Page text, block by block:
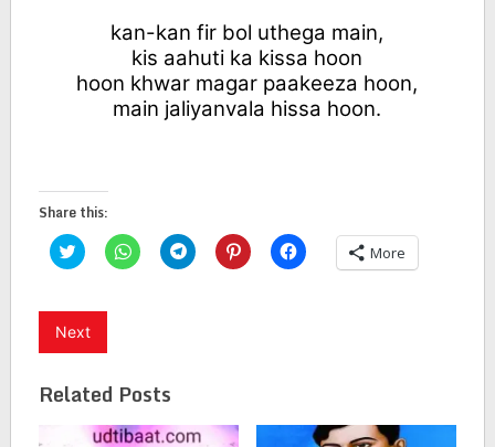
kan-kan fir bol uthega main,
kis aahuti ka kissa hoon
hoon khwar magar paakeeza hoon,
main jaliyanvala hissa hoon.
Share this:
Click
to
in
new
Click
to
Click
to
Click
to
Click
to More
Next
Related Posts